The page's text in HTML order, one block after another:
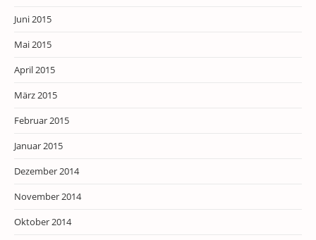
Juni 2015
Mai 2015
April 2015
März 2015
Februar 2015
Januar 2015
Dezember 2014
November 2014
Oktober 2014